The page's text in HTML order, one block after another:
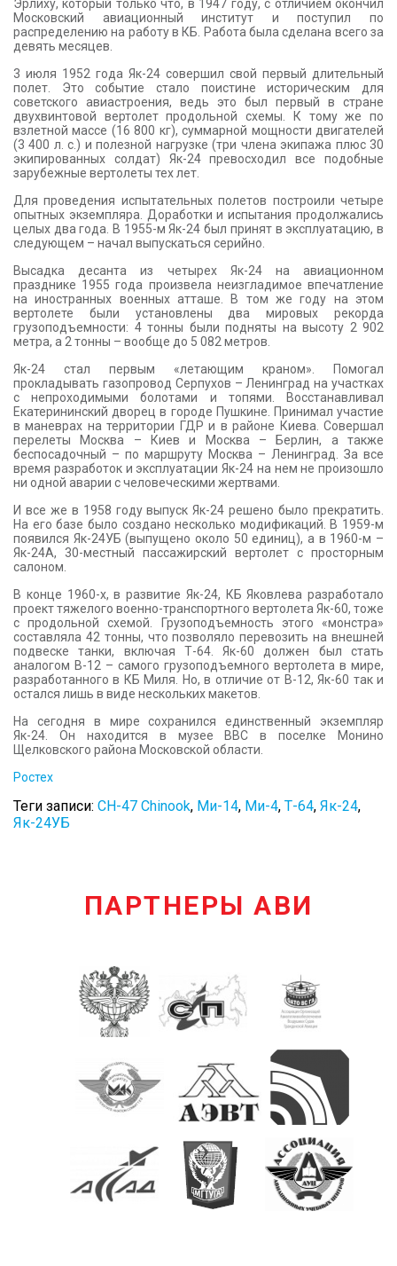
Эрлиху, который только что, в 1947 году, с отличием окончил
Московский авиационный институт и поступил по
распределению на работу в КБ. Работа была сделана всего за
девять месяцев.
3 июля 1952 года Як-24 совершил свой первый длительный
полет. Это событие стало поистине историческим для
советского авиастроения, ведь это был первый в стране
двухвинтовой вертолет продольной схемы. К тому же по
взлетной массе (16 800 кг), суммарной мощности двигателей
(3 400 л. с.) и полезной нагрузке (три члена экипажа плюс 30
экипированных солдат) Як-24 превосходил все подобные
зарубежные вертолеты тех лет.
Для проведения испытательных полетов построили четыре
опытных экземпляра. Доработки и испытания продолжались
целых два года. В 1955-м Як-24 был принят в эксплуатацию, в
следующем – начал выпускаться серийно.
Высадка десанта из четырех Як-24 на авиационном
празднике 1955 года произвела неизгладимое впечатление
на иностранных военных атташе. В том же году на этом
вертолете были установлены два мировых рекорда
грузоподъемности: 4 тонны были подняты на высоту 2 902
метра, а 2 тонны – вообще до 5 082 метров.
Як-24 стал первым «летающим краном». Помогал
прокладывать газопровод Серпухов – Ленинград на участках
с непроходимыми болотами и топями. Восстанавливал
Екатерининский дворец в городе Пушкине. Принимал участие
в маневрах на территории ГДР и в районе Киева. Совершал
перелеты Москва – Киев и Москва – Берлин, а также
беспосадочный – по маршруту Москва – Ленинград. За все
время разработок и эксплуатации Як-24 на нем не произошло
ни одной аварии с человеческими жертвами.
И все же в 1958 году выпуск Як-24 решено было прекратить.
На его базе было создано несколько модификаций. В 1959-м
появился Як-24УБ (выпущено около 50 единиц), а в 1960-м –
Як-24А, 30-местный пассажирский вертолет с просторным
салоном.
В конце 1960-х, в развитие Як-24, КБ Яковлева разработало
проект тяжелого военно-транспортного вертолета Як-60, тоже
с продольной схемой. Грузоподъемность этого «монстра»
составляла 42 тонны, что позволяло перевозить на внешней
подвеске танки, включая Т-64. Як-60 должен был стать
аналогом В-12 – самого грузоподъемного вертолета в мире,
разработанного в КБ Миля. Но, в отличие от В-12, Як-60 так и
остался лишь в виде нескольких макетов.
На сегодня в мире сохранился единственный экземпляр
Як-24. Он находится в музее ВВС в поселке Монино
Щелковского района Московской области.
Ростех
Теги записи: CH-47 Chinook, Ми-14, Ми-4, Т-64, Як-24,
Як-24УБ
ПАРТНЕРЫ АВИ